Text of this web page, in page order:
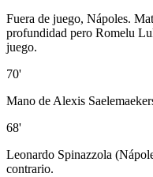
Fuera de juego, Nápoles.
profundidad pero Romelu
juego.
70'
Mano de Alexis
68'
Leonardo Spinazzola
contrario.